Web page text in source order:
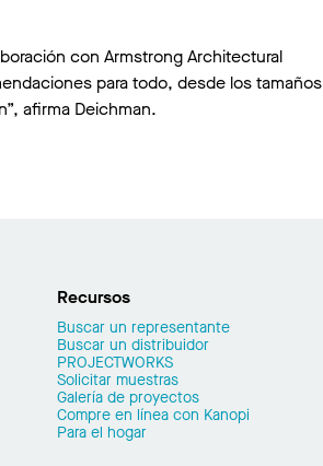
con Armstrong Architectural
para todo, desde los tamaños
afirma Deichman.
Recursos
Buscar un representante
Buscar un distribuidor
PROJECTWORKS
Solicitar muestras
Galería de proyectos
Compre en línea con Kanopi
Para el hogar